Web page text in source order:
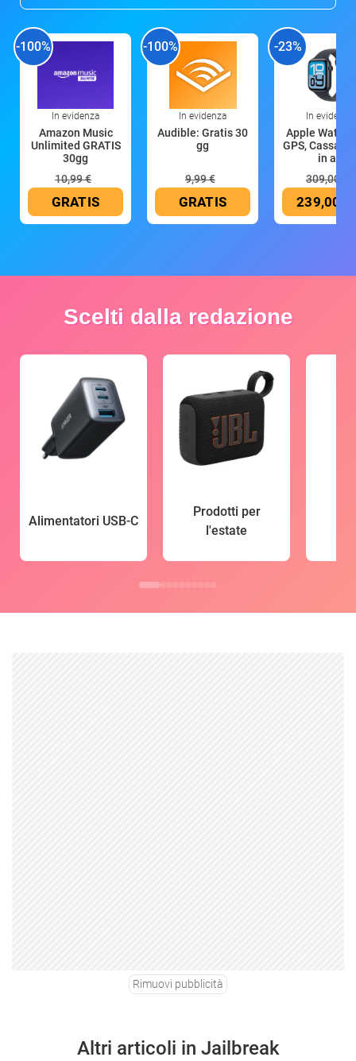
-100%
In evidenza
Amazon Music
Unlimited GRATIS
30gg
10,99 €
GRATIS
-100%
In evidenza
Audible: Gratis 30
gg
9,99 €
GRATIS
-23%
In evidenza
Apple Watch
GPS, Cassa
in all
309,00 €
239,00 €
Scelti dalla redazione
Alimentatori USB-C
Prodotti per
l'estate
Rimuovi pubblicità
Altri articoli in Jailbreak